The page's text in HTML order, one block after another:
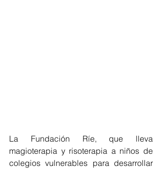
La Fundación Ríe, que lleva
magioterapia y risoterapia a niños de
colegios vulnerables para desarrollar